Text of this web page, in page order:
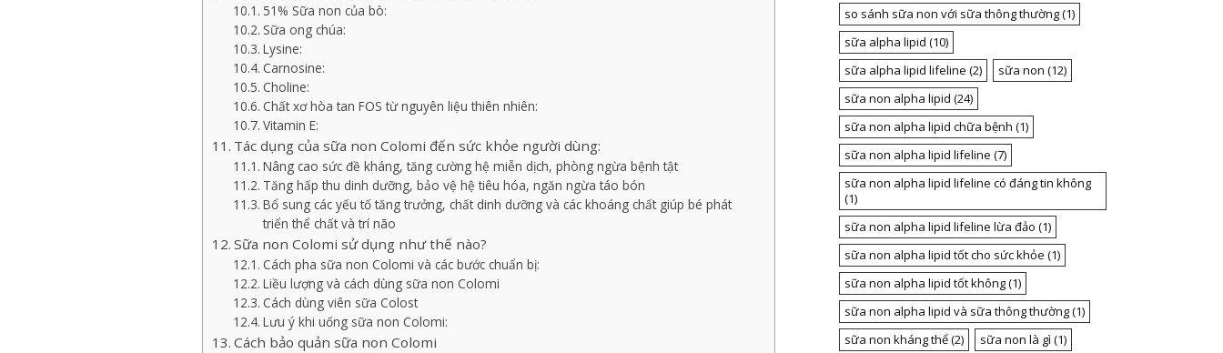
51% Sữa non của bò:
Sữa ong chúa:
Lysine:
Carnosine:
Choline:
Chất xơ hòa tan FOS từ nguyên liệu thiên nhiên:
Vitamin E:
Tác dụng của sữa non Colomi đến sức khỏe người dùng:
Nâng cao sức đề kháng, tăng cường hệ miễn dịch, phòng ngừa bệnh tật
Tăng hấp thu dinh dưỡng, bảo vệ hệ tiêu hóa, ngăn ngừa táo bón
Bổ sung các yếu tố tăng trưởng, chất dinh dưỡng và các khoáng chất giúp bé phát
triển thể chất và trí não
Sữa non Colomi sử dụng như thế nào?
Cách pha sữa non Colomi và các bước chuẩn bị:
Liều lượng và cách dùng sữa non Colomi
Cách dùng viên sữa Colost
Lưu ý khi uống sữa non Colomi:
Cách bảo quản sữa non Colomi
so sánh sữa non với sữa thông thường(1)
sữa alpha lipid (10)
sữa alpha lipid lifeline (2) sữa non (12)
sữa non alpha lipid (24)
sữa non alpha lipid chữa bệnh (1)
sữa non alpha lipid lifeline (7)
sữa non alpha lipid lifeline có đáng tin không
(1)
sữa non alpha lipid lifeline lừa đảo (1)
sữa non alpha lipid tốt cho sức khỏe (1)
sữa non alpha lipid tốt không(1)
sữa non alpha lipid và sữa thông thường(1)
sữa non kháng thể(2) sữa non là gì (1)